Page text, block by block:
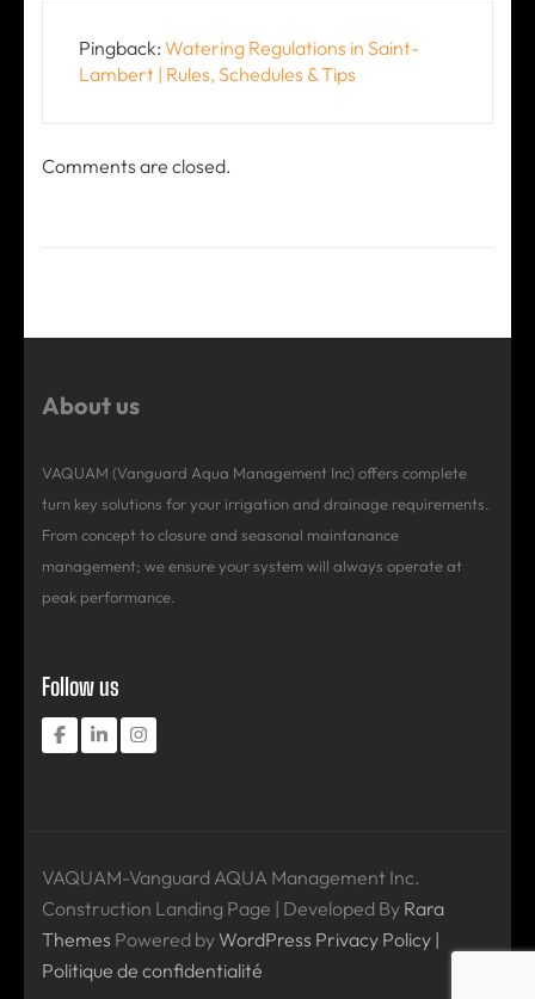
Pingback: Watering Regulations in Saint-
Lambert | Rules, Schedules & Tips
Comments are closed.
About us
VAQUAM (Vanguard Aqua Management Inc) offers complete
turn key solutions for your irrigation and drainage requirements.
From concept to closure and seasonal maintanance
management; we ensure your system will always operate at
peak performance.
Follow us
VAQUAM-Vanguard AQUA Management Inc.
Construction Landing Page | Developed By Rara
Themes Powered byWordPress Privacy Policy |
Politique de confidentialité